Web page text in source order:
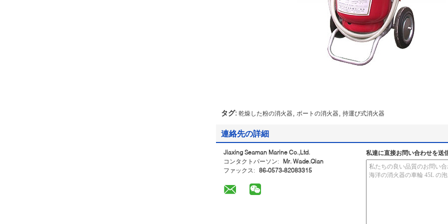
タグ: 乾燥した粉の消火器 ボートの消火器 持運び式消火器
連絡先の詳細
Jiaxing Seaman Marine Co.,Ltd.
コンタクトパーソン:
Mr. Wade.Qian
ファックス: 86-0573-82083315
私達に直接お問い合わせを送